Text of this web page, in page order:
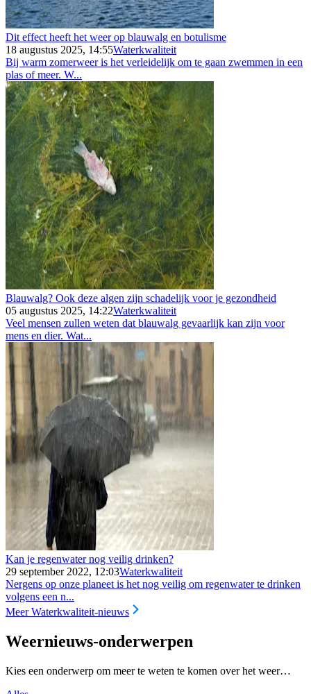
Dit effect heeft het weer op blauwalg en botulisme
18 augustus 2025, 14:55Waterkwaliteit
Bij warm zomerweer is het verleidelijk om te gaan zwemmen in een
plas of meer. W...
Blauwalg? Ook deze algen zijn schadelijk voor je gezondheid
05 augustus 2025, 14:22Waterkwaliteit
Veel mensen zullen weten dat blauwalg gevaarlijk kan zijn voor
mens en dier. Wat...
Kan je regenwater nog veilig drinken?
29 september 2022, 12:03Waterkwaliteit
Nergens op onze planeet is het nog veilig om regenwater te drinken
volgens een n...
Meer Waterkwaliteit-nieuws
Weernieuws-onderwerpen
Kies een onderwerp om meer te weten te komen over het weer…